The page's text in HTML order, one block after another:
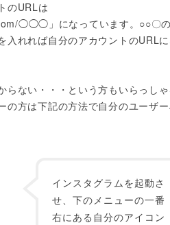
のURLは
◯◯◯」になっています。○○〇
入れれば自分のアカウントのURL
らない・・・という方もいらっし
の方は下記の方法で自分のユーザ
インスタグラムを起動さ
せ、下のメニューの一番
右にある自分のアイコン